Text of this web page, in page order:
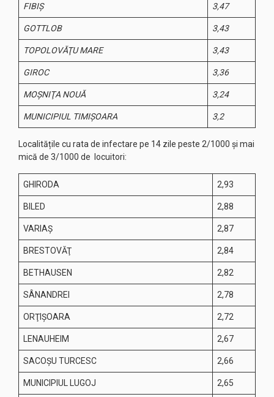
FIBIŞ 3,47
GOTTLOB 3,43
TOPOLOVĂŢU MARE 3,43
GIROC 3,36
MOŞNIŢA NOUĂ 3,24
MUNICIPIUL TIMIŞOARA 3,2
Localitățile cu rata de infectare pe 14 zile peste 2/1000 și mai
mică de 3/1000 de locuitori:
GHIRODA 2,93
BILED 2,88
VARIAŞ 2,87
BRESTOVĂŢ 2,84
BETHAUSEN 2,82
SÂNANDREI 2,78
ORŢIŞOARA 2,72
LENAUHEIM 2,67
SACOŞU TURCESC 2,66
MUNICIPIUL LUGOJ 2,65